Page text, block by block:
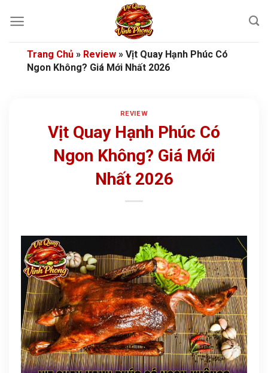
qua
Trang Chủ » Review » Vịt Quay Hạnh Phúc Có
Ngon Không? Giá Mới Nhất 2026
REVIEW
Vịt Quay Hạnh Phúc Có
Ngon Không? Giá Mới
Nhất 2026